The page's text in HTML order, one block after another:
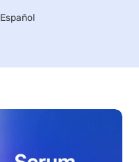
Español